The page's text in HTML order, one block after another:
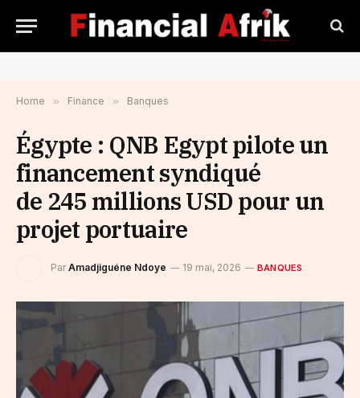
Home » Finance » Banques
Égypte : QNB Egypt pilote un
financement syndiqué
de 245 millions USD pour un
projet portuaire
Par Amadjiguéne Ndoye 19 mai, 2026 BANQUES